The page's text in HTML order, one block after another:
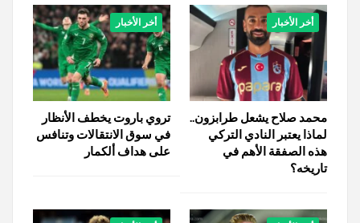
أخر الأخبار
محمد صلاح يشعل طرابزون..
لماذا يعتبر النادي التركي
هذه الصفقة الأهم في
تاريخه؟
أخر الأخبار
تروي باروت يخطف الأنظار
في سوق الانتقالات وتنافس
على هداف ألكمار